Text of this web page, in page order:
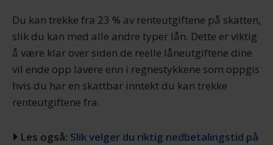
Du kan trekke fra 23 % av renteutgiftene på skatten,
slik du kan med alle andre typer lån. Dette er viktig
å være klar over siden de reelle låneutgiftene dine
vil ende opp lavere enn i regnestykkene som oppgis
hvis du har en skattbar inntekt du kan trekke
renteutgiftene fra.
Les også: Slik velger du riktig nedbetalingstid på